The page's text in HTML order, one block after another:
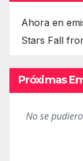
Ahora en
Stars Fall
Próximas